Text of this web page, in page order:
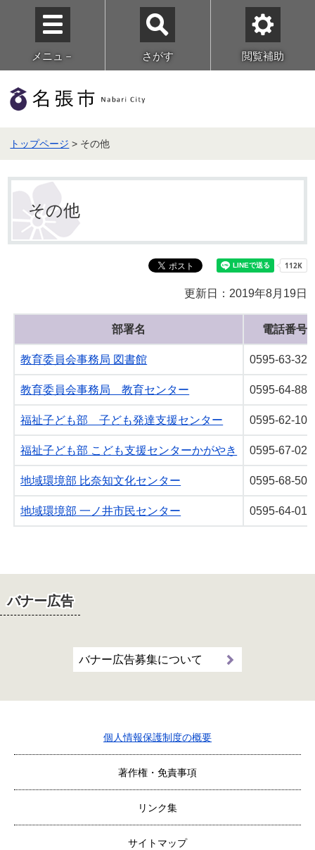
メニュ－ さがす 閲覧補助
トップページ > その他
その他
更新日：2019年8月19日
部署名 電話番号
教育委員会事務局 図書館 0595-63-
教育委員会事務局 教育センター 0595-64-
福祉子ども部 子ども発達支援センター 0595-62-
福祉子ども部 こども支援センターかがやき 0595-67-
地域環境部 比奈知文化センター 0595-68-
地域環境部 一ノ井市民センター 0595-64-
バナー広告
バナー広告募集について
個人情報保護制度の概要
著作権・免責事項
リンク集
サイトマップ